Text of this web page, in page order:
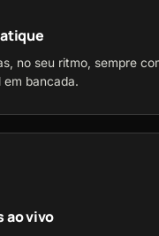
no seu ritmo, sempre
em bancada.
ao vivo